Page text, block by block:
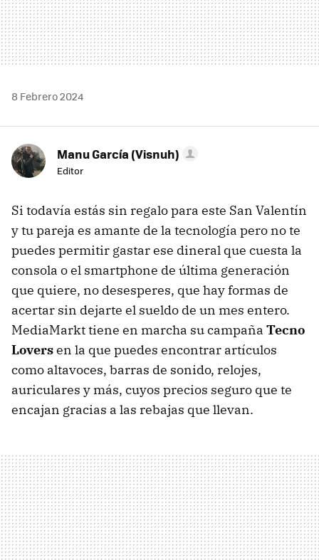
8 Febrero 2024
Manu García (Visnuh)
Editor
Si todavía estás sin regalo para este San Valentín
y tu pareja es amante de la tecnología pero no te
puedes permitir gastar ese dineral que cuesta la
consola o el smartphone de última generación
que quiere, no desesperes, que hay formas de
acertar sin dejarte el sueldo de un mes entero.
MediaMarkt tiene en marcha su campaña Tecno
Loversen la que puedes encontrar artículos
como altavoces, barras de sonido, relojes,
auriculares y más, cuyos precios seguro que te
encajan gracias a las rebajas que llevan.